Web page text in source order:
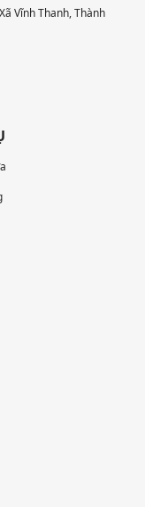
Vĩnh Thanh, Thành